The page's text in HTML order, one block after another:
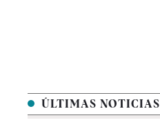
ÚLTIMAS NOTICIAS